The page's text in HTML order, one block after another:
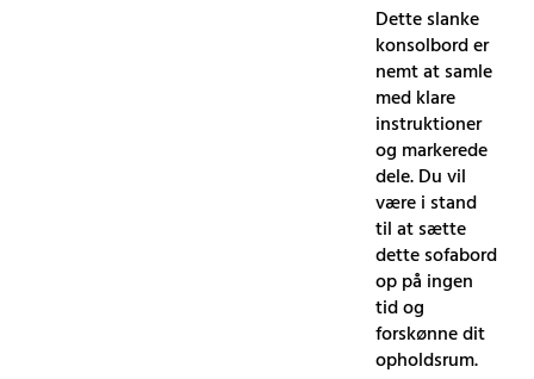
Dette slanke
konsolbord er
nemt at samle
med klare
instruktioner
og markerede
dele. Du vil
være i stand
til at sætte
dette sofabord
op på ingen
tid og
forskønne dit
opholdsrum.